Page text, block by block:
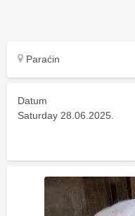
Paraćin
Datum
Saturday 28.06.2025.